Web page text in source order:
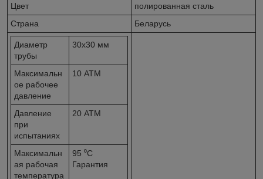
Цвет
полированная сталь
Страна
Беларусь
Диаметр
трубы
30x30 мм
Максимальн
ое рабочее
давление
10 АТМ
Давление
при
испытаниях
20 АТМ
Максимальн
ая рабочая
температура
95 ⁰С
Гарантия